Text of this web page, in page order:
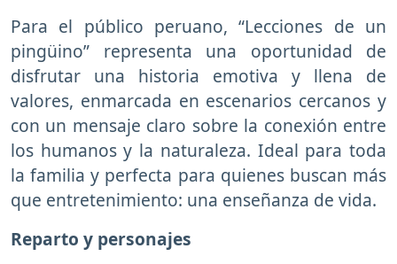
Para el público peruano, “Lecciones de un
pingüino” representa una oportunidad de
disfrutar una historia emotiva y llena de
valores, enmarcada en escenarios cercanos y
con un mensaje claro sobre la conexión entre
los humanos y la naturaleza. Ideal para toda
la familia y perfecta para quienes buscan más
que entretenimiento: una enseñanza de vida.
Reparto y personajes